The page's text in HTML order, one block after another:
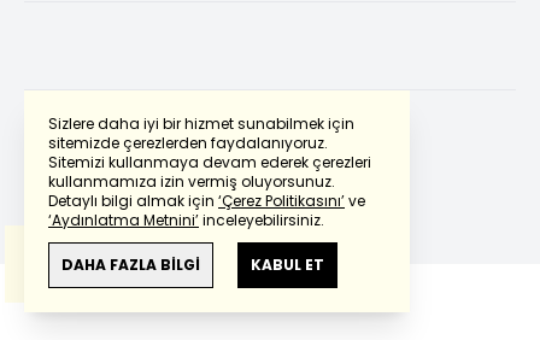
Sizlere daha iyi bir hizmet sunabilmek için
sitemizde çerezlerden faydalanıyoruz.
Sitemizi kullanmaya devam ederek çerezleri
kullanmamıza izin vermiş oluyorsunuz.
Detaylı bilgi almak için ‘Çerez Politikasını’ve
‘Aydınlatma Metnini’inceleyebilirsiniz.
DAHA FAZLA BİLGİ KABUL ET
Powered by Translate
Bu çevirideGoogle Transletekullanılmıştır.
Anlam ve çeviri hatalarından
haberturk.com
sorumlu değildir.